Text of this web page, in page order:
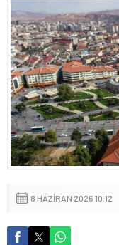
8 HAZIRAN 2026 10:12